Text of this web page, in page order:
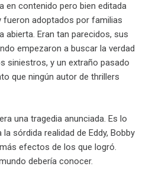
en contenido pero bien editada
fueron adoptados por familias
Eran tan parecidos, sus
empezaron a buscar la verdad
siniestros, y un extraño pasado
que ningún autor de thrillers
una tragedia anunciada. Es lo
sórdida realidad de Eddy, Bobby
efectos de los que logró.
debería conocer.